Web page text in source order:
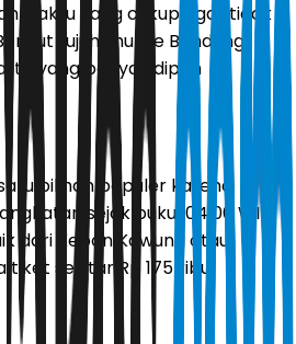
waktu yang cukup agar tidak
tujuh shuttle Bandung-
yang banyak dipilih
pilihan populer karena
sejak pukul 04.00 WIB.
dari Kebon Kawung atau
sekitar Rp 175 ribu.